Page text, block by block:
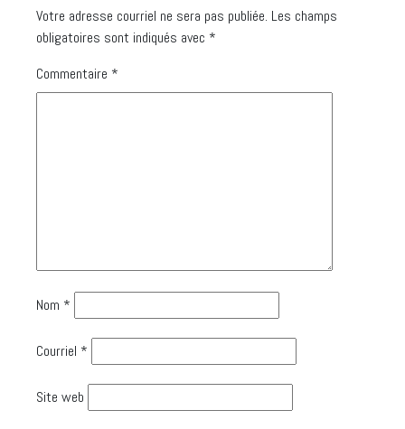
Votre adresse courriel ne sera pas publiée. Les champs
obligatoires sont indiqués avec *
Commentaire *
Nom *
Courriel *
Site web